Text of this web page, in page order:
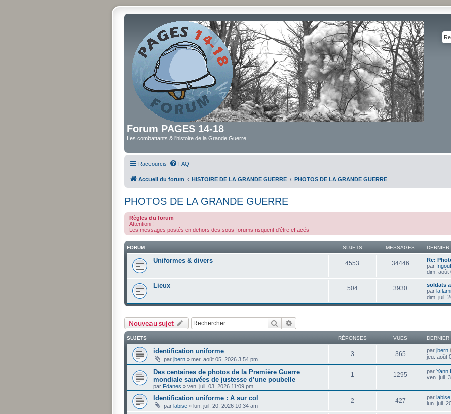
Forum PAGES 14-18
Les combattants & l'histoire de la Grande Guerre
Raccourcis FAQ
Accueil du forum HISTOIRE DE LA GRANDE GUERRE PHOTOS DE LA GRANDE GUERRE
PHOTOS DE LA GRANDE GUERRE
Règles du forum
Attention !
Les messages postés en dehors des sous-forums risquent d'être effacés
FORUM SUJETS MESSAGES
Uniformes & divers 4553 34446
Re:
par Ingouf
dim. août
Lieux 504 3930
soldats
par
dim. juil.
Nouveau sujet Rechercher
SUJETS RÉPONSES VUES
identification uniforme
par jbern » mer. août 05, 2026 3:54 pm
3 365 par jbern
jeu. août
Des centaines de photos de la Première Guerre
mondiale sauvées de justesse d’une poubelle
par Fdanes » ven. juil. 03, 2026 11:09 pm
1 1295 par Yann
ven. juil.
Identification uniforme : A sur col
par labise » lun. juil. 20, 2026 10:34 am
2 427 par labise
lun. juil.